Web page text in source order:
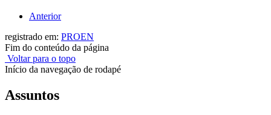
Anterior
registrado em: PROEN
Fim do conteúdo da página
Voltar para o topo
Início da navegação de rodapé
Assuntos